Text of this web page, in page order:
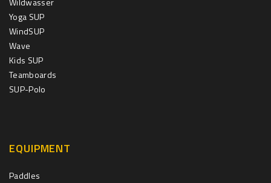
Yoga SUP
WindSUP
Wave
Kids SUP
Teamboards
SUP-Polo
EQUIPMENT
Paddles